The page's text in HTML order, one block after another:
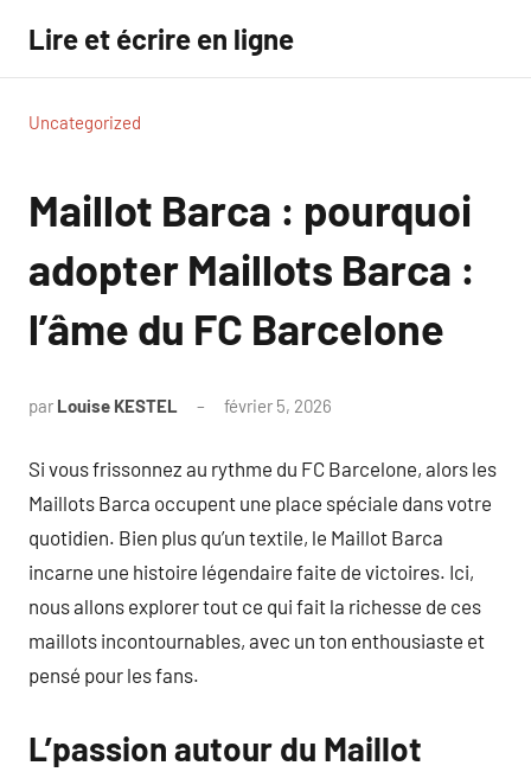
contenu
Lire et écrire en ligne
Uncategorized
Maillot Barca : pourquoi
adopter Maillots Barca :
l’âme du FC Barcelone
par Louise KESTEL février 5, 2026
Si vous frissonnez au rythme du FC Barcelone, alors les
Maillots Barca occupent une place spéciale dans votre
quotidien. Bien plus qu’un textile, le Maillot Barca
incarne une histoire légendaire faite de victoires. Ici,
nous allons explorer tout ce qui fait la richesse de ces
maillots incontournables, avec un ton enthousiaste et
pensé pour les fans.
L’passion autour du Maillot